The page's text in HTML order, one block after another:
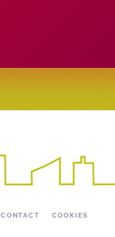
CONTACT COOKIES